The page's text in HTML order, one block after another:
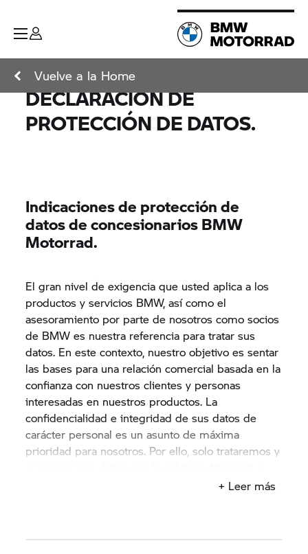
Vuelve a la Home
DECLARACIÓN DE
PROTECCIÓN DE DATOS.
Indicaciones de protección de
datos de concesionarios BMW
Motorrad.
El gran nivel de exigencia que usted aplica a los
productos y servicios BMW, así como el
asesoramiento por parte de nosotros como socios
de BMW es nuestra referencia para tratar sus
datos. En este contexto, nuestro objetivo es sentar
las bases para una relación comercial basada en la
confianza con nuestros clientes y personas
interesadas en nuestros productos. La
confidencialidad e integridad de sus datos de
carácter personal es un asunto de máxima
prioridad para nosotros. Por ello, solo trataremos y
para su propósito o de acuerdo con su+ Leer más